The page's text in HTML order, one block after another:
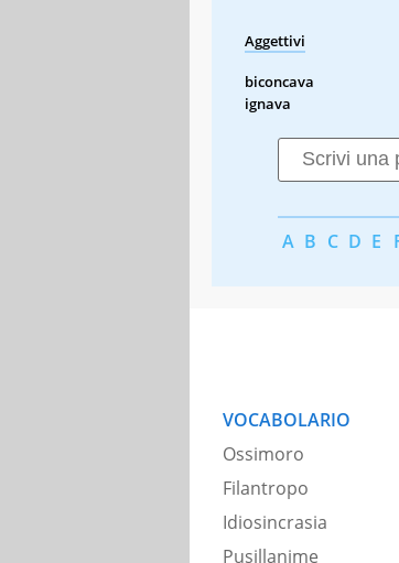
Aggettivi
biconcava
ignava
A B C D E
VOCABOLARIO
Ossimoro
Filantropo
Idiosincrasia
Pusillanime